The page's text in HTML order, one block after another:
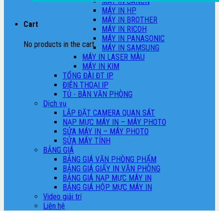
Cart
No products in the cart.
MÁY IN HP
MÁY IN BROTHER
MÁY IN RICOH
MÁY IN PANASONIC
MÁY IN SAMSUNG
MÁY IN LASER MÀU
MÁY IN KIM
TỔNG ĐÀI ĐT IP
ĐIỆN THOẠI IP
TỦ - BÀN VĂN PHÒNG
Dịch vụ
LẮP ĐẶT CAMERA QUAN SÁT
NẠP MỰC MÁY IN – MÁY PHOTO
SỬA MÁY IN – MÁY PHOTO
SỬA MÁY TÍNH
BẢNG GIÁ
BẢNG GIÁ VĂN PHÒNG PHẨM
BẢNG GIÁ GIẤY IN VĂN PHÒNG
BẢNG GIÁ NẠP MỰC MÁY IN
BẢNG GIÁ HỘP MỰC MÁY IN
Video giải trí
Liên hệ